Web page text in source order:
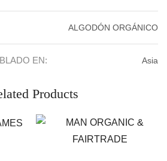
ALGODÓN ORGÁNICO
EN: Asia
Products